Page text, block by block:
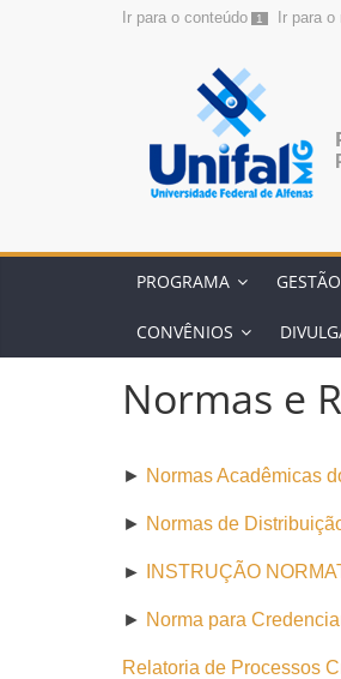
Ir para o conteúdo 1 Ir para
PROGRAMA GESTÃO
CONVÊNIOS
Normas e
► Normas Acadêmicas
► Normas de
► INSTRUÇÃO
► Norma para
Relatoria de Processos